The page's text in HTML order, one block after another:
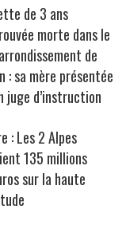
de 3 ans
morte dans le
de
: sa mère présentée
juge d’instruction
: Les 2 Alpes
135 millions
sur la haute